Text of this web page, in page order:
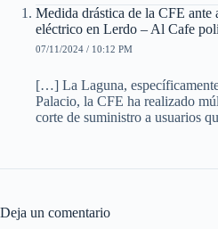
Medida drástica de la CFE ante
eléctrico en Lerdo – Al Cafe
07/11/2024 / 10:12 PM
[…] La Laguna,
Palacio, la CFE ha realizado
corte de suministro a usuarios
Deja un comentario